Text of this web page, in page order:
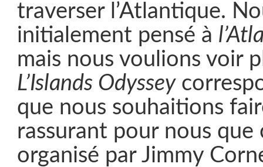
traverser l’Atlantique.
initialement pensé à
mais nous voulions voir
L’Islands Odyssey
que nous souhaitions
rassurant pour nous que
organisé par Jimmy